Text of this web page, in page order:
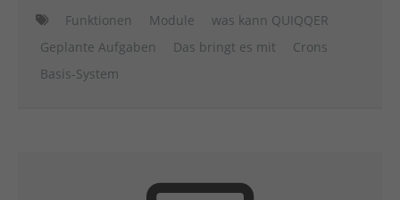
Funktionen Module
was kann QUIQQER
Geplante Aufgaben
Das bringt es mit
Crons
Basis-System